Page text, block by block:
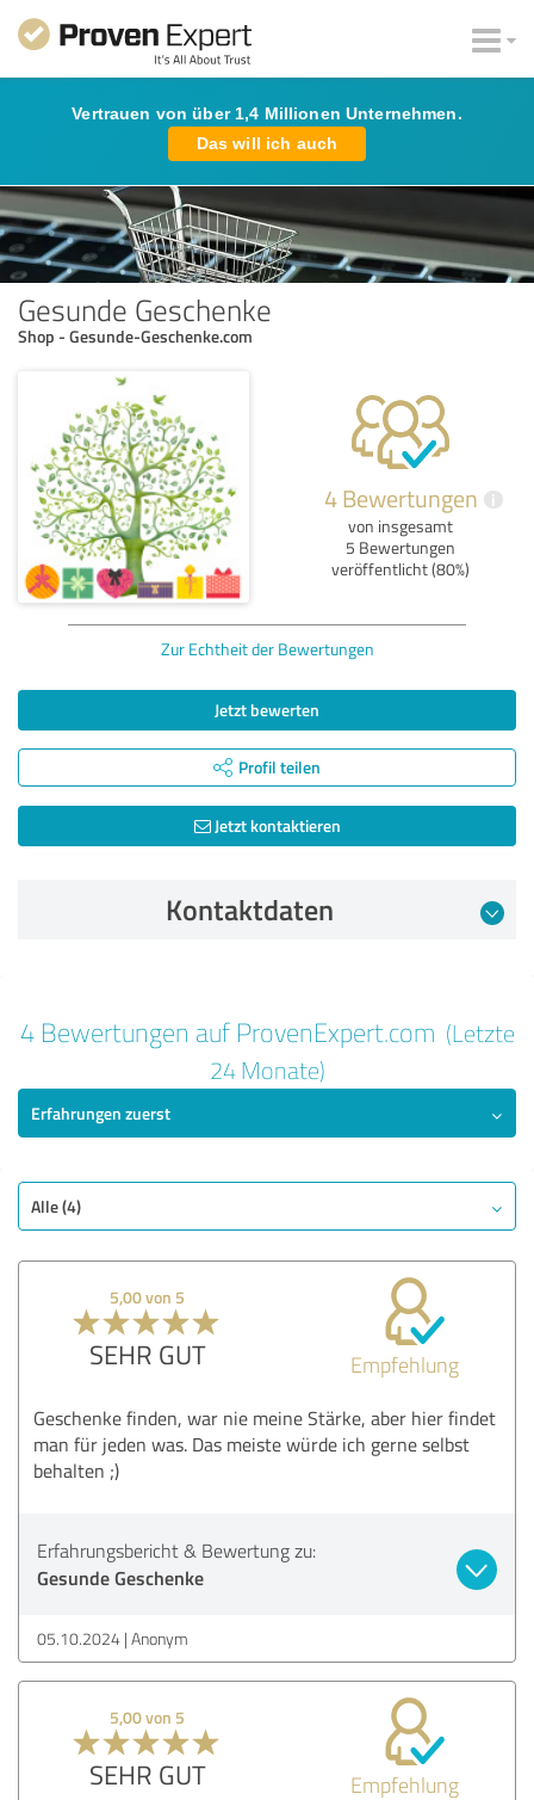
Vertrauen von über 1,4 Millionen Unternehmen.
Das will ich auch
Gesunde Geschenke
Shop - Gesunde-Geschenke.com
4 Bewertungen i
von insgesamt
5 Bewertungen
veröffentlicht (80%)
Zur Echtheit der Bewertungen
Jetzt bewerten
Profil teilen
Jetzt kontaktieren
Kontaktdaten
SEHR GUT
Bezahlung
Lieferung
Information
Webseite
Bewertung anzeigen
4 Bewertungen auf ProvenExpert.com (Letzte
24 Monate)
Erfahrungen zuerst
Alle (4)
5,00 von 5
SEHR GUT Empfehlung
Geschenke finden, war nie meine Stärke, aber hier findet
man für jeden was. Das meiste würde ich gerne selbst
behalten ;)
Erfahrungsbericht & Bewertung zu:
Gesunde Geschenke
05.10.2024 Anonym
5,00 von 5
SEHR GUT Empfehlung